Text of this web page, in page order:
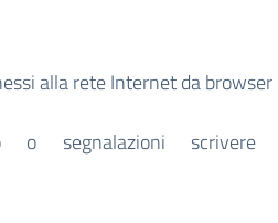
alla rete Internet da browser
o segnalazioni scrivere